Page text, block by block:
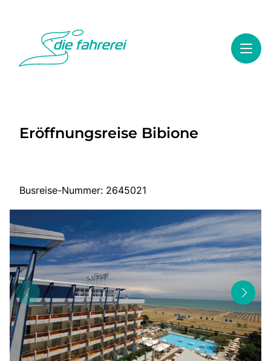
Highlights
Start
Busreisen
Bus mieten
Kontakt
Eröffnungsreise Bibione
Busreise-Nummer: 2645021